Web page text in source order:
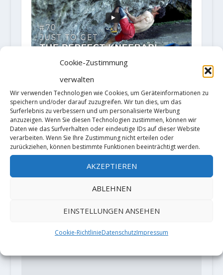
Cookie-Zustimmung
verwalten
Wir verwenden Technologien wie Cookies, um Geräteinformationen zu
speichern und/oder darauf zuzugreifen. Wir tun dies, um das
Surferlebnis zu verbessern und um personalisierte Werbung
anzuzeigen. Wenn Sie diesen Technologien zustimmen, können wir
Daten wie das Surfverhalten oder eindeutige IDs auf dieser Website
verarbeiten. Wenn Sie Ihre Zustimmung nicht erteilen oder
zurückziehen, können bestimmte Funktionen beeinträchtigt werden.
AKZEPTIEREN
ABLEHNEN
EINSTELLUNGEN ANSEHEN
Cookie-RichtlinieDatenschutzImpressum
Topboulder "Ledoborec" / "Just to
get the perfect kneebar!" (8C+)
17. Juni 2020
HINTERLASSE EINE ANTWORT
Deine E-Mail-Adresse wird nicht
veröffentlicht.Erforderliche Felder
markiert